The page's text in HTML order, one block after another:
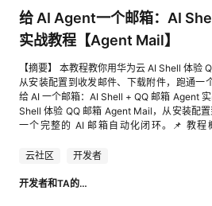
idle_checker.py # 闲置资源检查 │ │ └── public_access_checker.py# 公
开访问检查 │ └── reporters/ │ ├── markdown_reporter.py #
Markdown 报告 │ └── json_reporter.py # JSON 报告 ├──
运行和查看报告的命令。7. 规则设计规则文
类检查：检查类型说明命名规范检查按资源
使用 env-project-service-index标
environment、cost-center、project 等标签
过期或即将到期闲置资源检查根据 CPU、
如下：naming: enabled: true severity: warning rules: ecs: pattern:
"prod-web-frontend-01" description: "ECS 命名格式: env-project-
实例构建配置环境下载源码编译固件下载固
为云账号有幸绑定了短信，在 ECS 创建完我
控制台查看，类似：接下来只需静静等待
下，我们会看到 AI Shell 会继续自动执行下
赖：比如下载源码：最终能看到编译完成：2.
多种，比如让 AIShell 上传到 OBS ，当然我
载：3. 后续后续可以让 AIShell 指导我们烧
我修改源码，重新编译固件写入我专属
number of model requests in a single
MaaS 的限流，只需回复 “继续” 就行如果我
平台如 小智 等，那怎么办？在我们看来，底
的是搭建编译环境–编译–获取产物，理论上
ECS服务器，主要配置如下： 区域：乌兰察
需计费(非包月） CPU:鲲鹏 内存：4G 网络
操作系统：Ubuntu24.04 创建完成后帮我启
过程中他会继续进行一些操作，这时候AI
的话是允许一次（Allow Once）还是始终允
拒绝（Reject），拒绝也是可以拒绝一次和始
话AI SHELL就会结束本次任务了。如果我们
类似操作的时候还会在询问一边，如果选择
这个选择，下次遇到类似操作AI SHELL自
知道后续会用到什么端口，那就索性回复确
SHELL来修改的。全部准备完毕后，AI
一个最终确认，如果确认无误，直接恢复确
成云服务器远程调用本地大模型参与奖
使用AI Shell部署一个小型在线中国象棋游
用 AIShell 在华为云上编译 xiaohong 固件完
活动诚挚地邀请开发者积极参与案例共创活
或体验评测。您的优秀案例将会：优质案例
广大开发者学习。优质案例将选送到在华为
给予百万级流量资源。以上案例我们都将注
方文档。 参与者不仅有机会获得活动奖励
官，享受更多荣誉和奖励，获得更多合作机
可跳过）华为云账号实名认证，点击这里。
您的云端体验，分享实践案例，点我写帖子
营”，分类选择“案例共创”您发帖的标题在前
给 AI Agent一个邮箱：AI
实战教程【Agent Mail】
【摘要】 本教程教你用华为云 AI Shell 体验
从安装配置到收发邮件、下载附件，跑通一
给 AI 一个邮箱：AI Shell + QQ 邮箱 Agent
Shell 体验 QQ 邮箱 Agent Mail，从安装配
一个完整的 AI 邮箱自动化闭环。📌 教程
Agent 的专属邮箱）难度⭐⭐ 初级，适合有基
一、为什么选 AI Shell + QQ 邮箱 Agent？
云社区 开发者
开发者和TA的朋友们